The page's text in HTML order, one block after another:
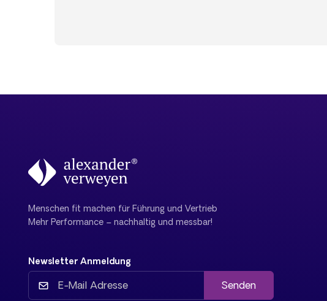
Menschen fit machen für Führung und Vertrieb
Mehr Performance – nachhaltig und messbar!
Newsletter Anmeldung
Senden